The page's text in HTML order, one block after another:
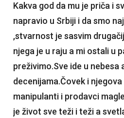
Kakva god da mu je priča i
napravio u Srbiji i da smo
,stvarnost je sasvim
njega je u raju a mi ostali u
preživimo.Sve ide u nebesa
decenijama.Čovek i
manipulanti i prodavci
je život sve teži i teži a